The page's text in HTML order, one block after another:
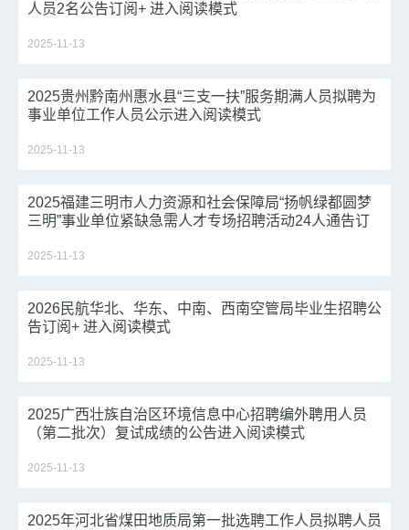
人员2名公告订阅+ 进入阅读模式
2025-11-13
2025贵州黔南州惠水县“三支一扶”服务期满人员拟聘为
事业单位工作人员公示进入阅读模式
2025-11-13
2025福建三明市人力资源和社会保障局“扬帆绿都圆梦
三明”事业单位紧缺急需人才专场招聘活动24人通告订
2025-11-13
2026民航华北、华东、中南、西南空管局毕业生招聘公
告订阅+ 进入阅读模式
2025-11-13
2025广西壮族自治区环境信息中心招聘编外聘用人员
（第二批次）复试成绩的公告进入阅读模式
2025-11-13
2025年河北省煤田地质局第一批选聘工作人员拟聘人员